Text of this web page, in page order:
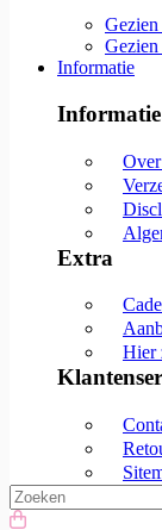
Informatie
Informatie
Extra
Hier